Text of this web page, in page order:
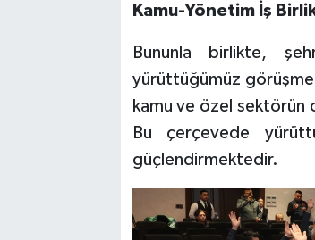
Kamu-Yönetim İş
Bununla birlikte,
yürüttüğümüz
kamu ve özel sektörün
Bu çerçevede
güçlendirmektedir.